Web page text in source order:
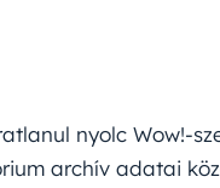
nyolc Wow!-
archív adatai